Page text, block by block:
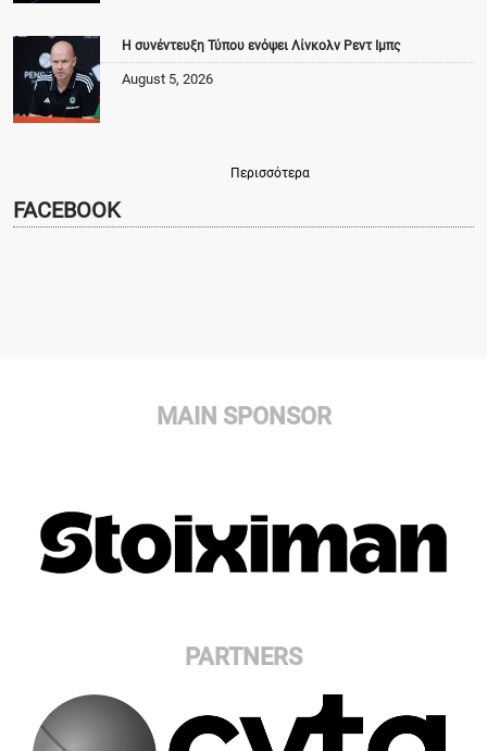
Η συνέντευξη Τύπου ενόψει Λίνκολν Ρεντ Ιμπς
August 5, 2026
Περισσότερα
FACEBOOK
MAIN SPONSOR
PARTNERS